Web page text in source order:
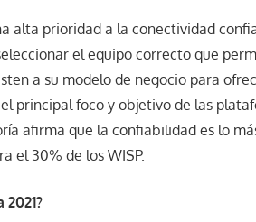
alta prioridad a la conectividad
el equipo correcto que
a su modelo de negocio para
principal foco y objetivo de las
afirma que la confiabilidad es lo
el 30% de los WISP.